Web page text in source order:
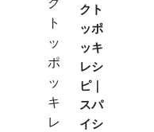
クト
ッポ
ッキ
レシ
ピ｜
スパ
イシ